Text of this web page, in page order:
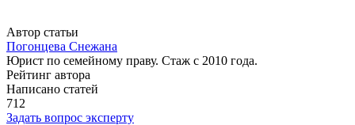
Автор статьи
Погонцева Снежана
Юрист по семейному праву. Стаж с 2010 года.
Рейтинг автора
Написано статей
712
Задать вопрос эксперту